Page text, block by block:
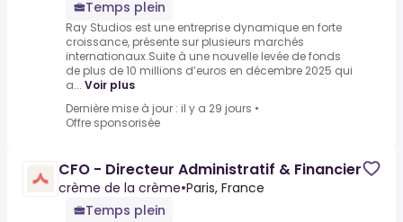
Temps plein
Ray Studios est une entreprise dynamique en forte
croissance, présente sur plusieurs marchés
internationaux.Suite à une nouvelle levée de fonds
de plus de 10 millions d’euros en décembre 2025 qui
a... Voir plus
Dernière mise à jour : il y a 29 jours •
Offre sponsorisée
CFO - Directeur Administratif & Financier
crème de la crème•Paris, France
Temps plein